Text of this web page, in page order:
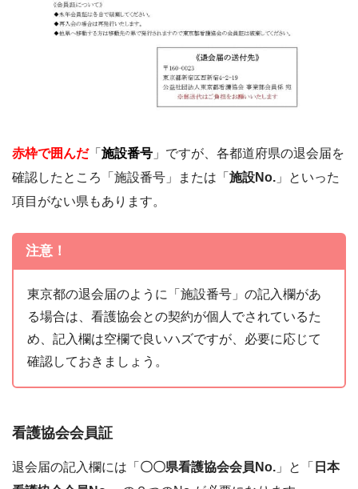
赤枠で囲んだ「 施設番号 」ですが、各都道府県の退会届を
確認したところ「施設番号」または「 施設No. 」といった
項目がない県もあります。
注意！
東京都の退会届のように「施設番号」の記入欄があ
る場合は、看護協会との契約が個人でされているた
め、記入欄は空欄で良いハズですが、必要に応じて
確認しておきましょう。
看護協会会員証
退会届の記入欄には「 〇〇県看護協会会員No. 」と「 日本